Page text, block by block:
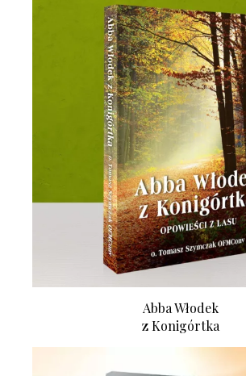
Abba Włodek
z Konigórtka